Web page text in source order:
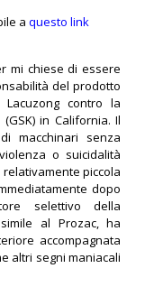
aquesto link
mi chiese di essere
del prodotto
contro la
in California. Il
macchinari senza
o suicidalità
piccola
dopo
selettivo della
al Prozac, ha
accompagnata
altri segni maniacali